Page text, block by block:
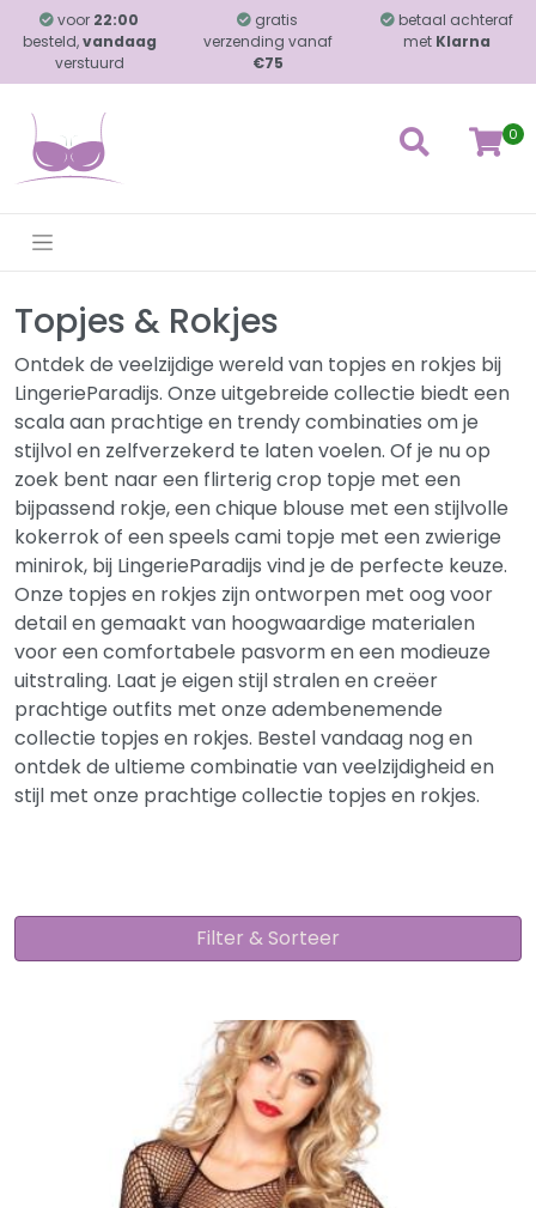
voor 22:00
besteld,vandaag
verstuurd
gratis
verzending vanaf
€75
betaal achteraf
met Klarna
0
Topjes & Rokjes
Ontdek de veelzijdige wereld van topjes en rokjes bij
LingerieParadijs. Onze uitgebreide collectie biedt een
scala aan prachtige en trendy combinaties om je
stijlvol en zelfverzekerd te laten voelen. Of je nu op
zoek bent naar een flirterig crop topje met een
bijpassend rokje, een chique blouse met een stijlvolle
kokerrok of een speels cami topje met een zwierige
minirok, bij LingerieParadijs vind je de perfecte keuze.
Onze topjes en rokjes zijn ontworpen met oog voor
detail en gemaakt van hoogwaardige materialen
voor een comfortabele pasvorm en een modieuze
uitstraling. Laat je eigen stijl stralen en creëer
prachtige outfits met onze adembenemende
collectie topjes en rokjes. Bestel vandaag nog en
ontdek de ultieme combinatie van veelzijdigheid en
stijl met onze prachtige collectie topjes en rokjes.
Filter & Sorteer